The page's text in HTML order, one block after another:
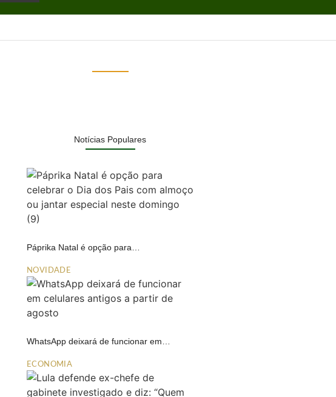
Notícias Populares
Páprika Natal é opção para…
NOVIDADE
WhatsApp deixará de funcionar em…
ECONOMIA